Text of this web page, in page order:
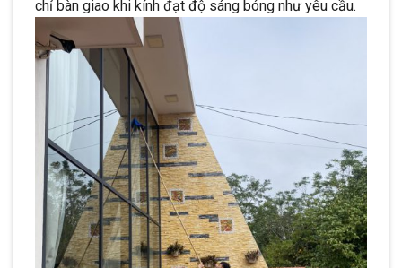
chỉ bàn giao khi kính đạt độ sáng bóng như yêu cầu.